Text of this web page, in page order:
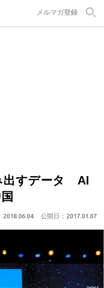
メルマガ登録
出すデータ AI
2018.06.04 公開日： 2017.01.07